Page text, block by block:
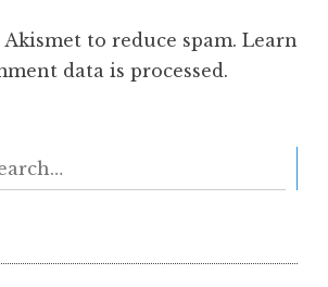
to reduce spam. Learn
data is processed.